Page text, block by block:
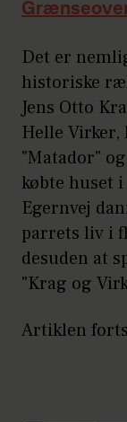
Det er
historiske
Jens Otto
Helle Virker,
"Matador"
købte huset
Egernvej
parrets liv i
desuden at
"Krag og
Artiklen